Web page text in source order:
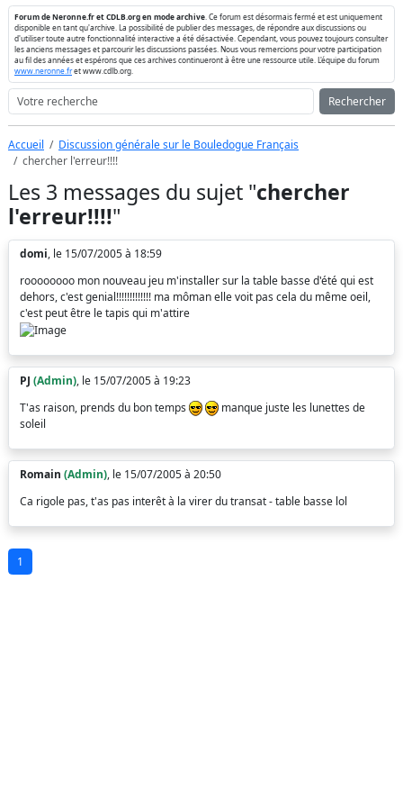
Forum de Neronne.fr et CDLB.org en mode archive . Ce forum est désormais fermé et est uniquement
disponible en tant qu'archive. La possibilité de publier des messages, de répondre aux discussions ou
d'utiliser toute autre fonctionnalité interactive a été désactivée. Cependant, vous pouvez toujours consulter
les anciens messages et parcourir les discussions passées. Nous vous remercions pour votre participation
au fil des années et espérons que ces archives continueront à être une ressource utile. L'équipe du forum
www.neronne.fret www.cdlb.org.
Rechercher
Accueil
Discussion générale sur le Bouledogue Français
chercher l'erreur!!!!
Les 3 messages du sujet "chercher
l'erreur!!!!"
domi, le 15/07/2005 à 18:59
roooooooo mon nouveau jeu m'installer sur la table basse d'été qui est
dehors, c'est genial!!!!!!!!!!!!! ma môman elle voit pas cela du même oeil,
c'est peut être le tapis qui m'attire
PJ (Admin), le 15/07/2005 à 19:23
T'as raison, prends du bon temps
manque juste les lunettes de
soleil
Romain (Admin), le 15/07/2005 à 20:50
Ca rigole pas, t'as pas interêt à la virer du transat - table basse lol
1